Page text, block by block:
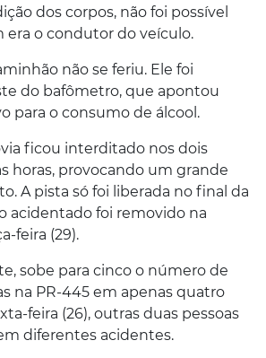
dos corpos, não foi possível
o condutor do veículo.
não se feriu. Ele foi
do bafômetro, que apontou
para o consumo de álcool.
ficou interditado nos dois
horas, provocando um grande
A pista só foi liberada no final da
acidentado foi removido na
feira (29).
sobe para cinco o número de
na PR-445 em apenas quatro
feira (26), outras duas pessoas
diferentes acidentes.